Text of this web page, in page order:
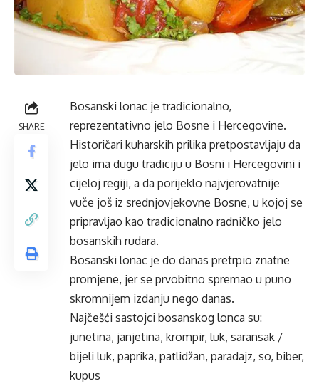
SHARE
Bosanski lonac je tradicionalno,
reprezentativno jelo Bosne i Hercegovine.
Historičari kuharskih prilika pretpostavljaju da
jelo ima dugu tradiciju u Bosni i Hercegovini i
cijeloj regiji, a da porijeklo najvjerovatnije
vuče još iz srednjovjekovne Bosne, u kojoj se
pripravljao kao tradicionalno radničko jelo
bosanskih rudara.
Bosanski lonac je do danas pretrpio znatne
promjene, jer se prvobitno spremao u puno
skromnijem izdanju nego danas.
Najčešći sastojci bosanskog lonca su:
junetina, janjetina, krompir, luk, saransak /
bijeli luk, paprika, patlidžan, paradajz, so, biber,
kupus